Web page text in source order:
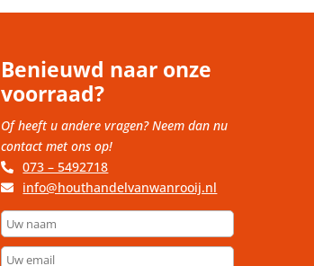
Benieuwd naar onze
voorraad?
Of heeft u andere vragen? Neem dan nu
contact met ons op!
073 – 5492718
info@houthandelvanwanrooij.nl
Uw
naam
Uw